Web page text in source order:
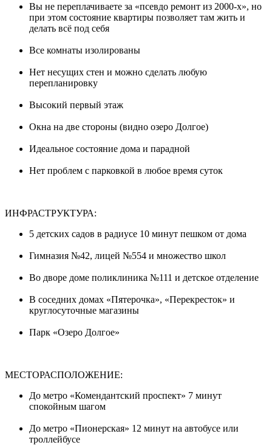
Вы не переплачиваете за «псевдо ремонт из 2000-х», но
при этом состояние квартиры позволяет там жить и
делать всё под себя
Все комнаты изолированы
Нет несущих стен и можно сделать любую
перепланировку
Высокий первый этаж
Окна на две стороны (видно озеро Долгое)
Идеальное состояние дома и парадной
Нет проблем с парковкой в любое время суток
ИНФРАСТРУКТУРА:
5 детских садов в радиусе 10 минут пешком от дома
Гимназия №42, лицей №554 и множество школ
Во дворе доме поликлиника №111 и детское отделение
В соседних домах «Пятерочка», «Перекресток» и
круглосуточные магазины
Парк «Озеро Долгое»
МЕСТОРАСПОЛОЖЕНИЕ:
До метро «Комендантский проспект» 7 минут
спокойным шагом
До метро «Пионерская» 12 минут на автобусе или
троллейбусе